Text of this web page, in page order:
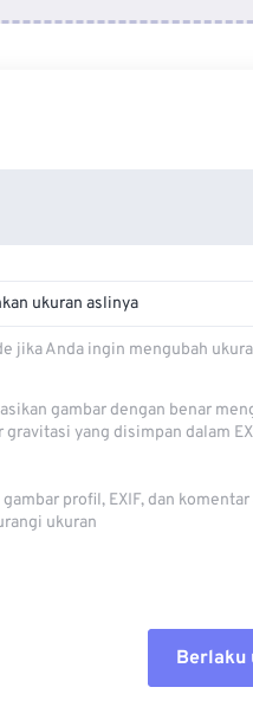
ukuran aslinya
jika Anda ingin mengubah
gambar dengan benar
gravitasi yang disimpan dalam
gambar profil, EXIF, dan
ukuran
Berlaku